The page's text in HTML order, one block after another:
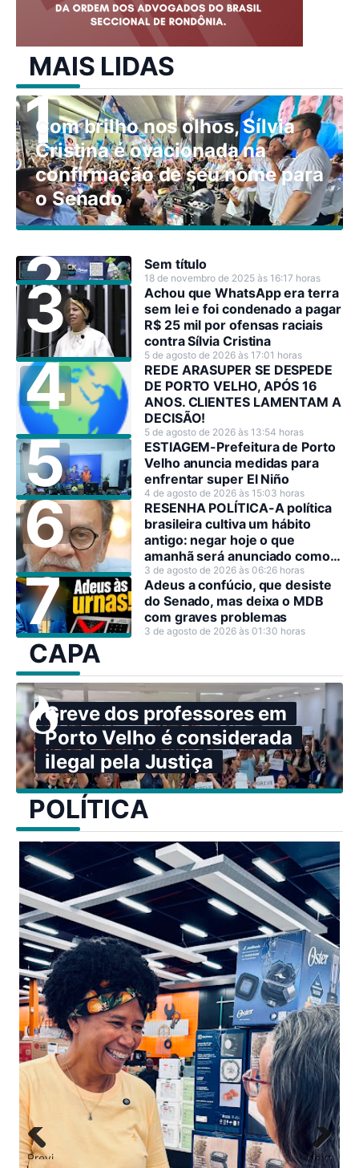
MAIS LIDAS
Com brilho nos olhos, Sílvia
Cristina é ovacionada na
confirmação de seu nome para
o Senado
Sem título
18 de novembro de 2025 às 16:17 horas
Achou que WhatsApp era terra
sem lei e foi condenado a pagar
R$ 25 mil por ofensas raciais
contra Sílvia Cristina
5 de agosto de 2026 às 17:01 horas
REDE ARASUPER SE DESPEDE
DE PORTO VELHO, APÓS 16
ANOS. CLIENTES LAMENTAM A
DECISÃO!
5 de agosto de 2026 às 13:54 horas
ESTIAGEM-Prefeitura de Porto
Velho anuncia medidas para
enfrentar super El Niño
4 de agosto de 2026 às 15:03 horas
RESENHA POLÍTICA-A política
brasileira cultiva um hábito
antigo: negar hoje o que
amanhã será anunciado como
decisão estratégica.
3 de agosto de 2026 às 06:26 horas
Adeus a confúcio, que desiste
do Senado, mas deixa o MDB
com graves problemas
3 de agosto de 2026 às 01:30 horas
CAPA
Greve dos professores em
Porto Velho é considerada
ilegal pela Justiça
POLÍTICA
Previ
Next